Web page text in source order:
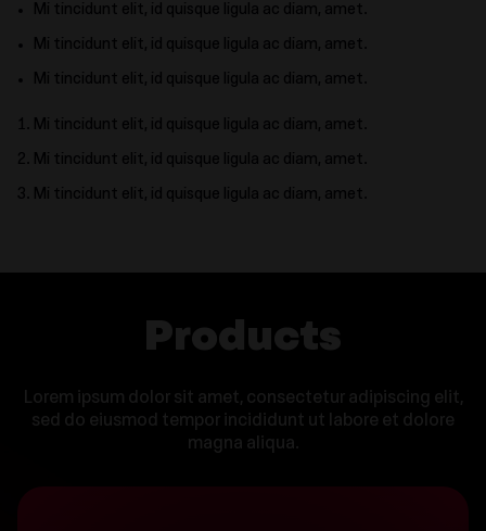
Mi tincidunt elit, id quisque ligula ac diam, amet.
Mi tincidunt elit, id quisque ligula ac diam, amet.
Mi tincidunt elit, id quisque ligula ac diam, amet.
Mi tincidunt elit, id quisque ligula ac diam, amet.
Mi tincidunt elit, id quisque ligula ac diam, amet.
Mi tincidunt elit, id quisque ligula ac diam, amet.
Products
Lorem ipsum dolor sit amet, consectetur adipiscing elit,
sed do eiusmod tempor incididunt ut labore et dolore
magna aliqua.